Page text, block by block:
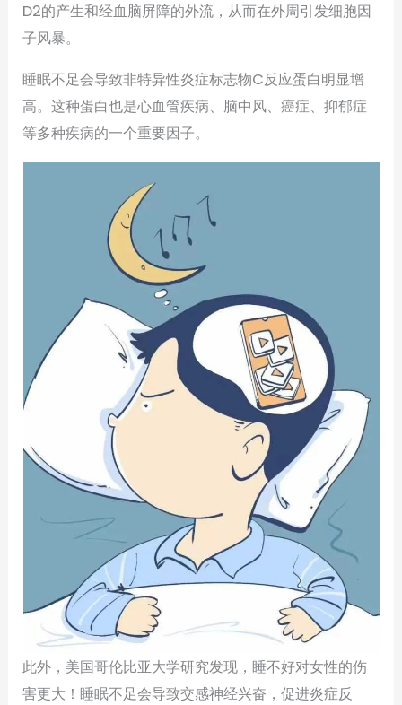
D2的产生和经血脑屏障的外流，从而在外周引发细胞因
子风暴。
睡眠不足会导致非特异性炎症标志物C反应蛋白明显增
高。这种蛋白也是心血管疾病、脑中风、癌症、抑郁症
等多种疾病的一个重要因子。
此外，美国哥伦比亚大学研究发现，睡不好对女性的伤
害更大！睡眠不足会导致交感神经兴奋，促进炎症反